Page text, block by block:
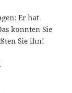
Er hat
konnten Sie
Sie ihn!